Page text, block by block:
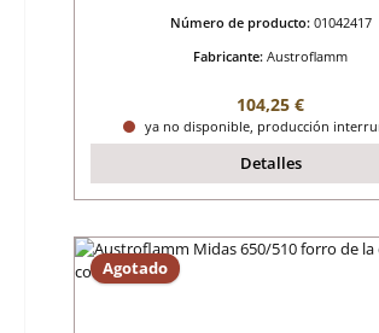
Número de producto: 01042417
Fabricante: Austroflamm
Precio normal:
104,25 €
ya no disponible, producción
Detalles
Agotado